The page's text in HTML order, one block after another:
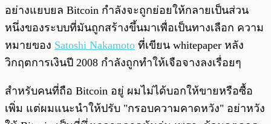
อย่างแยบยล Bitcoin กำลังจะถูกย่อยให้กลายเป็นส่วน
หนึ่งของระบบที่มันถูกสร้างขึ้นมาเพื่อเป็นทางเลือก ความ
หมายของ Satoshi Nakamoto ที่เขียน whitepaper หลัง
วิกฤตการเงินปี 2008 กำลังถูกทำให้เจือจางลงเรื่อยๆ
สำหรับคนที่ถือ Bitcoin อยู่ ผมไม่ได้บอกให้ขายหรือซื้อ
เพิ่ม แต่ผมแนะนำให้ปรับ "กรอบความคาดหวัง" อย่าหวัง